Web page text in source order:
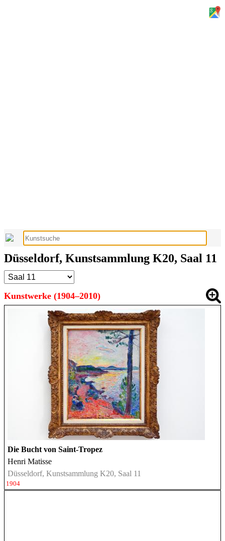
Düsseldorf, Kunstsammlung K20, Saal 11
Kunstwerke (1904–2010)
Die Bucht von Saint-Tropez
Henri Matisse
Düsseldorf, Kunstsammlung K20, Saal 11
1904